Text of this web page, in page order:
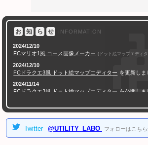
お 知 ら せ INFORMATION
2024/12/10
FCマリオ1風 コース画像メーカー (ドット絵マップエディ
2024/12/10
FC ドラクエ3風 ドット絵マップエディター を更新しま
2024/11/14
FC ドラクエ3風 ドット絵マップエディター を公開し
2024/10/29
AI学習防止 ツイッター画像4分割ツール を公開しまし
Twitter @UTILITY_LABO フォローはこち